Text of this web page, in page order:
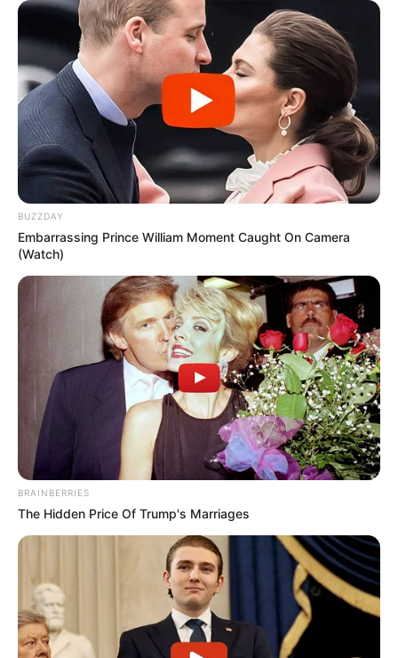
BUZZDAY
Embarrassing Prince William Moment Caught On Camera
(Watch)
BRAINBERRIES
The Hidden Price Of Trump's Marriages